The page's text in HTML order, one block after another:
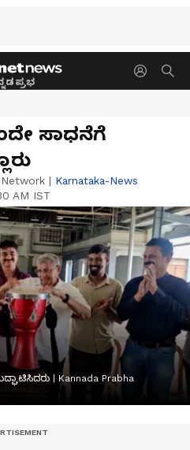
ಸಾಧನೆಗೆ
| Karnataka-News
AM IST
| Kannada Prabha